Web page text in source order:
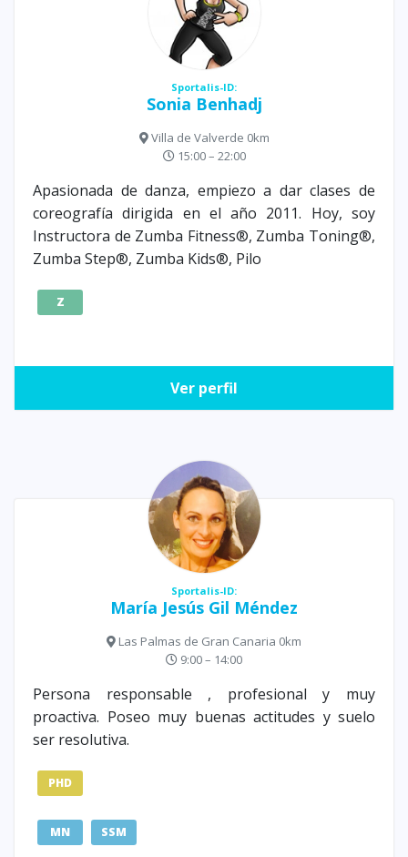
Sportalis-ID:
Sonia Benhadj
Villa de Valverde 0km
15:00 – 22:00
Apasionada de danza, empiezo a dar clases de
coreografía dirigida en el año 2011. Hoy, soy
Instructora de Zumba Fitness®, Zumba Toning®,
Zumba Step®, Zumba Kids®, Pilo
Z
Ver perfil
Sportalis-ID:
María Jesús Gil Méndez
Las Palmas de Gran Canaria 0km
9:00 – 14:00
Persona responsable , profesional y muy
proactiva. Poseo muy buenas actitudes y suelo
ser resolutiva.
PHD
MN SSM